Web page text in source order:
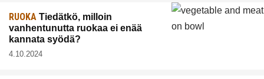
RUOKA Tiedätkö, milloin
vanhentunutta ruokaa ei enää
kannata syödä?
4.10.2024